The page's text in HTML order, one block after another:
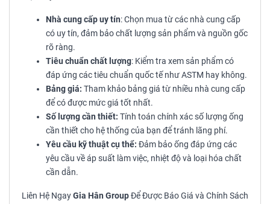
Nhà cung cấp uy tín: Chọn mua từ các nhà cung cấp
có uy tín, đảm bảo chất lượng sản phẩm và nguồn gốc
rõ ràng.
Tiêu chuẩn chất lượng: Kiểm tra xem sản phẩm có
đáp ứng các tiêu chuẩn quốc tế như ASTM hay không.
Bảng giá: Tham khảo bảng giá từ nhiều nhà cung cấp
để có được mức giá tốt nhất.
Số lượng cần thiết: Tính toán chính xác số lượng ống
cần thiết cho hệ thống của bạn để tránh lãng phí.
Yêu cầu kỹ thuật cụ thể: Đảm bảo ống đáp ứng các
yêu cầu về áp suất làm việc, nhiệt độ và loại hóa chất
cần dẫn.
Liên Hệ NgayGia Hân GroupĐể Được Báo Giá và Chính Sách